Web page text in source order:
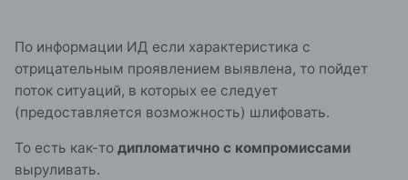
По информации ИД если характеристика с
отрицательным проявлением выявлена, то пойдет
поток ситуаций, в которых ее следует
(предоставляется возможность) шлифовать.
То есть как-то дипломатично с компромиссами
выруливать.